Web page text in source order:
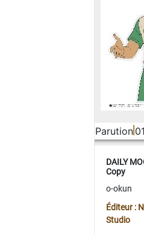
Parution
DAILY
Copy
o-okun
Éditeur :
Studio